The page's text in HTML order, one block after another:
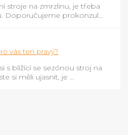
stroje na zmrzlinu, je třeba
Doporučujeme prokonzul...
vás ten pravý?
s blížící se sezónou stroj na
si měli ujasnit, je ...